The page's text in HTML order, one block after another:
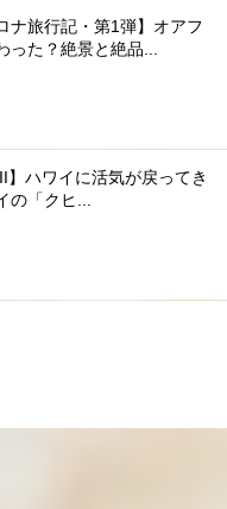
ナ旅行記・第1弾】オアフ
った？絶景と絶品...
】ハワイに活気が戻ってき
の「クヒ...